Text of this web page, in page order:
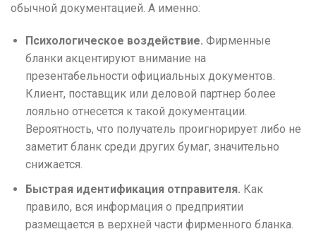
обычной документацией. А именно:
Психологическое воздействие. Фирменные
бланки акцентируют внимание на
презентабельности официальных документов.
Клиент, поставщик или деловой партнер более
лояльно отнесется к такой документации.
Вероятность, что получатель проигнорирует либо не
заметит бланк среди других бумаг, значительно
снижается.
Быстрая идентификация отправителя. Как
правило, вся информация о предприятии
размещается в верхней части фирменного бланка.